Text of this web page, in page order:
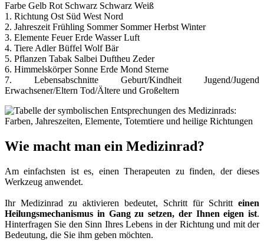
Farbe Gelb Rot Schwarz Schwarz Weiß
1. Richtung Ost Süd West Nord
2. Jahreszeit Frühling Sommer Sommer Herbst Winter
3. Elemente Feuer Erde Wasser Luft
4. Tiere Adler Büffel Wolf Bär
5. Pflanzen Tabak Salbei Duftheu Zeder
6. Himmelskörper Sonne Erde Mond Sterne
7. Lebensabschnitte Geburt/Kindheit Jugend/Jugend
Erwachsener/Eltern Tod/Ältere und Großeltern
Wie macht man ein Medizinrad?
Am einfachsten ist es, einen Therapeuten zu finden, der dieses
Werkzeug anwendet.
Ihr Medizinrad zu aktivieren bedeutet, Schritt für Schritt einen
Heilungsmechanismus in Gang zu setzen, der Ihnen eigen ist.
Hinterfragen Sie den Sinn Ihres Lebens in der Richtung und mit der
Bedeutung, die Sie ihm geben möchten.